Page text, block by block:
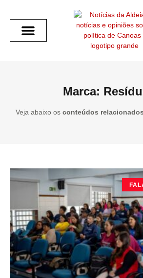
Marca:
Veja abaixo os conteúdos